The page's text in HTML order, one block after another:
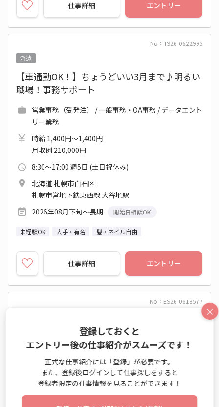
仕事詳細 エントリー
No：TS26-0622995
派遣
【車通勤OK！】ちょうどいい3月まで♪明るい
職場！事務サポート
営業事務（受発注） / 一般事務・OA事務 / データエント
リー業務
時給 1,400円～1,400円
月収例 210,000円
8:30～17:00 週5日 (土日祝休み)
北海道 札幌市白石区
札幌市営地下鉄東西線 大谷地駅
2026年08月下旬～長期
開始日相談OK
未経験OK 大手・有名 髪・ネイル自由
仕事詳細 エントリー
No：ES26-0618577
9月★研修あり♪大手Gr＜問合わせ対応☆1500
円＞＠南郷７丁目
テレマーケティング業務（受信） / 一般事務・OA事務
時給 1,500円～1,500円
月収例 240,000円
×
登録しておくと
エントリー後の仕事紹介がスムーズです！
正式な仕事紹介には「登録」が必要です。
また、登録後ログインして仕事探しをすると
登録者限定の仕事情報を見ることができます！